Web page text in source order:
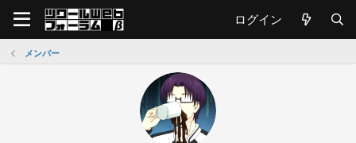
ログイン
メンバー